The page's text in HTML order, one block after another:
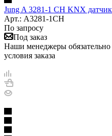
Jung A 3281-1 CH KNX
Арт.: A3281-1CH
По запросу
Под заказ
Наши менеджеры обязательно
условия заказа